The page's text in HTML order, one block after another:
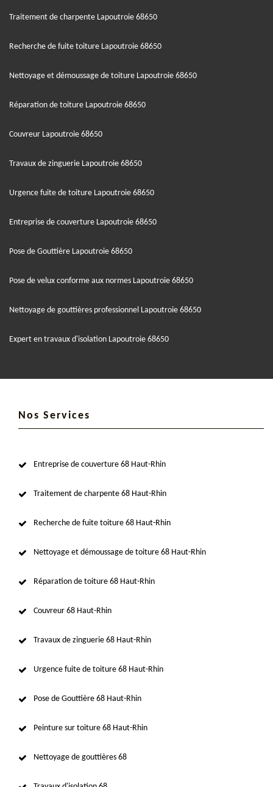
Traitement de charpente Lapoutroie 68650
Recherche de fuite toiture Lapoutroie 68650
Nettoyage et démoussage de toiture Lapoutroie 68650
Réparation de toiture Lapoutroie 68650
Couvreur Lapoutroie 68650
Travaux de zinguerie Lapoutroie 68650
Urgence fuite de toiture Lapoutroie 68650
Entreprise de couverture Lapoutroie 68650
Pose de Gouttière Lapoutroie 68650
Pose de velux conforme aux normes Lapoutroie 68650
Nettoyage de gouttières professionnel Lapoutroie 68650
Expert en travaux d'isolation Lapoutroie 68650
Nos Services
Entreprise de couverture 68 Haut-Rhin
Traitement de charpente 68 Haut-Rhin
Recherche de fuite toiture 68 Haut-Rhin
Nettoyage et démoussage de toiture 68 Haut-Rhin
Réparation de toiture 68 Haut-Rhin
Couvreur 68 Haut-Rhin
Travaux de zinguerie 68 Haut-Rhin
Urgence fuite de toiture 68 Haut-Rhin
Pose de Gouttière 68 Haut-Rhin
Peinture sur toiture 68 Haut-Rhin
Nettoyage de gouttières 68